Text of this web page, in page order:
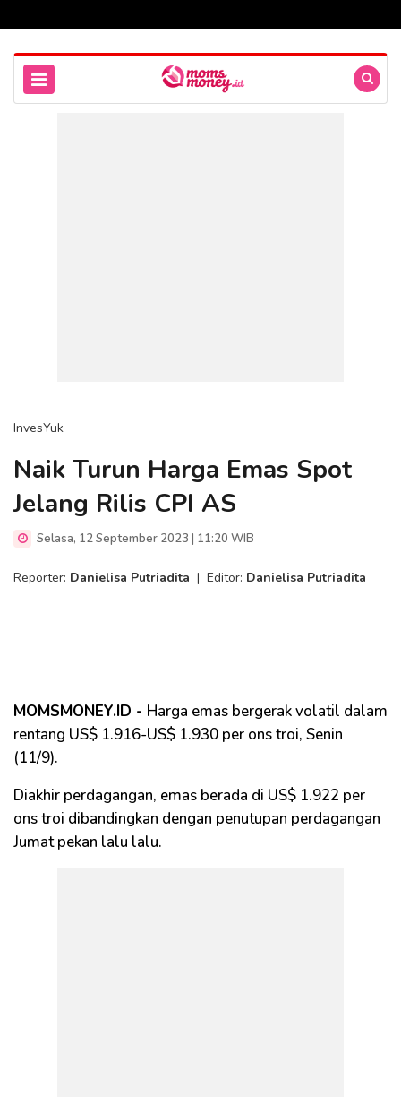
InvesYuk
Naik Turun Harga Emas Spot
Jelang Rilis CPI AS
Selasa, 12 September 2023 | 11:20 WIB
Reporter: Danielisa Putriadita | Editor: Danielisa Putriadita
MOMSMONEY.ID - Harga emas bergerak volatil dalam
rentang US$ 1.916-US$ 1.930 per ons troi, Senin
(11/9).
Diakhir perdagangan, emas berada di US$ 1.922 per
ons troi dibandingkan dengan penutupan perdagangan
Jumat pekan lalu lalu.